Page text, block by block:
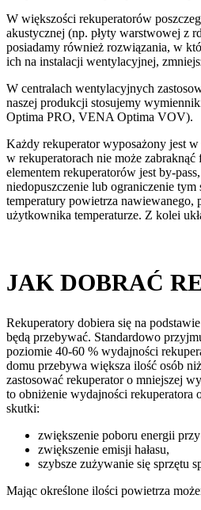
W większości rekuperatorów
akustycznej (np. płyty warstwowej z
posiadamy również rozwiązania, w
ich na instalacji wentylacyjnej,
W centralach wentylacyjnych
naszej produkcji stosujemy
Optima PRO, VENA Optima VOV).
Każdy rekuperator wyposażony jest
w rekuperatorach nie może
elementem rekuperatorów jest by-
niedopuszczenie lub ograniczenie
temperatury powietrza nawiewanego,
użytkownika temperaturze. Z kolei
JAK DOBRAĆ
Rekuperatory dobiera się na
będą przebywać. Standardowo
poziomie 40-60 % wydajności
domu przebywa większa ilość osób
zastosować rekuperator o mniejszej
to obniżenie wydajności
skutki:
zwiększenie poboru energii
zwiększenie emisji hałasu,
szybsze zużywanie się sprzętu
Mając określone ilości powietrza